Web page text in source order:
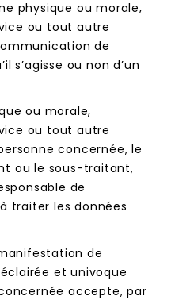
physique ou morale,
ou tout autre
de
s’agisse ou non d’un
ou morale,
ou tout autre
concernée, le
ou le sous-traitant,
de
traiter les données
de
et univoque
accepte, par